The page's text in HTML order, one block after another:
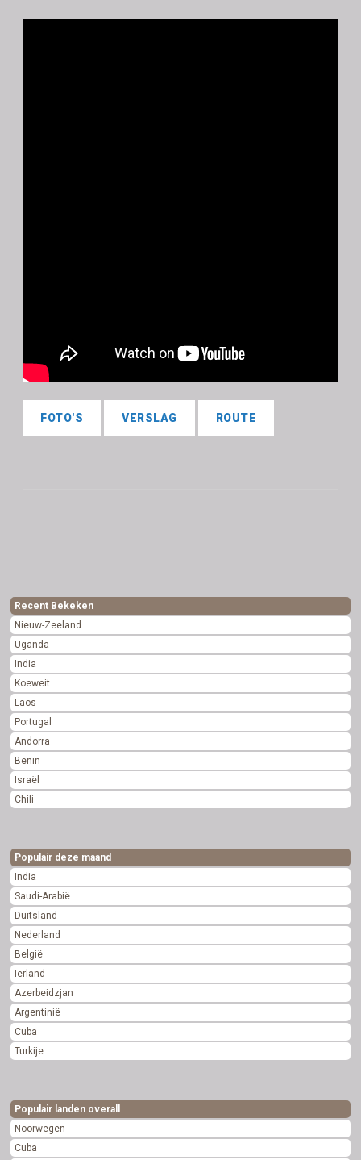
FOTO'S VERSLAG ROUTE
Recent Bekeken
Nieuw-Zeeland
Uganda
India
Koeweit
Laos
Portugal
Andorra
Benin
Israël
Chili
Populair deze maand
India
Saudi-Arabië
Duitsland
Nederland
België
Ierland
Azerbeidzjan
Argentinië
Cuba
Turkije
Populair landen overall
Noorwegen
Cuba